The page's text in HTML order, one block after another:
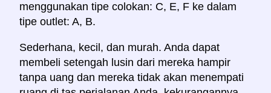
menggunakan tipe colokan: C, E, F ke dalam
tipe outlet: A, B.
Sederhana, kecil, dan murah. Anda dapat
membeli setengah lusin dari mereka hampir
tanpa uang dan mereka tidak akan menempati